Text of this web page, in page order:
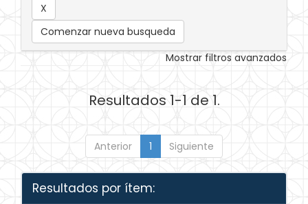
Comenzar nueva busqueda
Mostrar filtros avanzados
Resultados 1-1 de 1.
Anterior 1 Siguiente
Resultados por ítem: